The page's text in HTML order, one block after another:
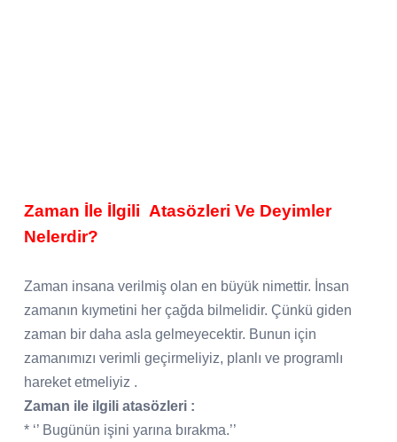
Zaman İle İlgili Atasözleri Ve Deyimler
Nelerdir?
Zaman insana verilmiş olan en büyük nimettir. İnsan
zamanın kıymetini her çağda bilmelidir. Çünkü giden
zaman bir daha asla gelmeyecektir. Bunun için
zamanımızı verimli geçirmeliyiz, planlı ve programlı
hareket etmeliyiz .
Zaman ile ilgili atasözleri :
* ‘’ Bugünün işini yarına bırakma.’’